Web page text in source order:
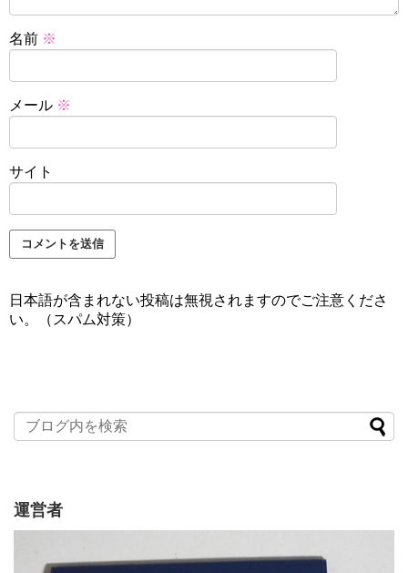
名前 ※
メール ※
サイト
日本語が含まれない投稿は無視されますのでご注意くださ
い。（スパム対策）
運営者